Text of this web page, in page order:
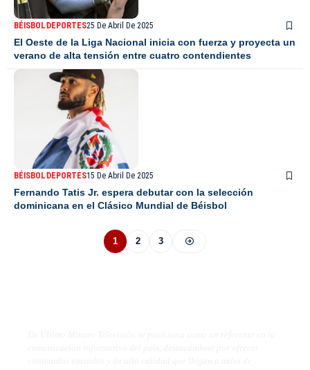
BÉISBOLDEPORTES25 De Abril De 2025
El Oeste de la Liga Nacional inicia con fuerza y proyecta un
verano de alta tensión entre cuatro contendientes
BÉISBOLDEPORTES15 De Abril De 2025
Fernando Tatis Jr. espera debutar con la selección
dominicana en el Clásico Mundial de Béisbol
1 2 3